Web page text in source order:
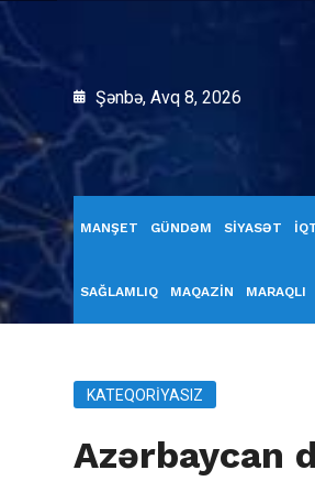
Şənbə, Avq 8, 2026
MANŞET GÜNDƏM SİYASƏT
SAĞLAMLIQ MAQAZİN MARAQLI
KATEQORIYASIZ
Azərbaycan